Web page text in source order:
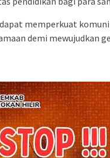
memperkuat
demi mewujudkan